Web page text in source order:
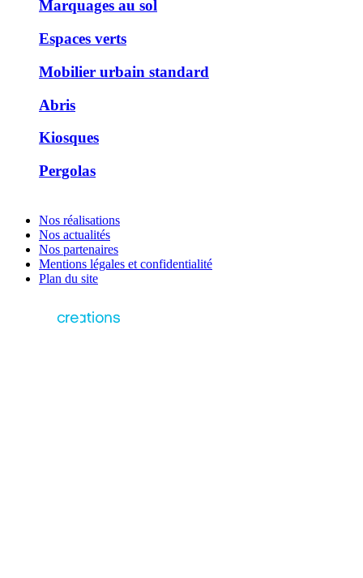
Marquages au sol
Espaces verts
Mobilier urbain standard
Abris
Kiosques
Pergolas
Nos réalisations
Nos actualités
Nos partenaires
Mentions légales et confidentialité
Plan du site